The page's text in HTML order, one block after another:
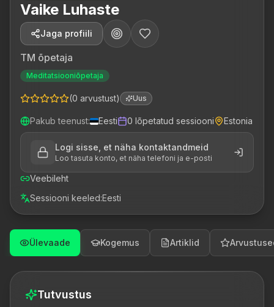
Vaike Luhaste
Jaga profiili
TM õpetaja
Meditatsiooniõpetaja
(0 arvustust) Uus
Pakub teenust: Eesti 0 lõpetatud sessiooni Estonia
Logi sisse, et näha kontaktandmeid
Loo tasuta konto, et näha telefoni ja e-posti
Veebileht
Sessiooni keeled:Eesti
Ülevaade Kogemus Artiklid
Tutvustus